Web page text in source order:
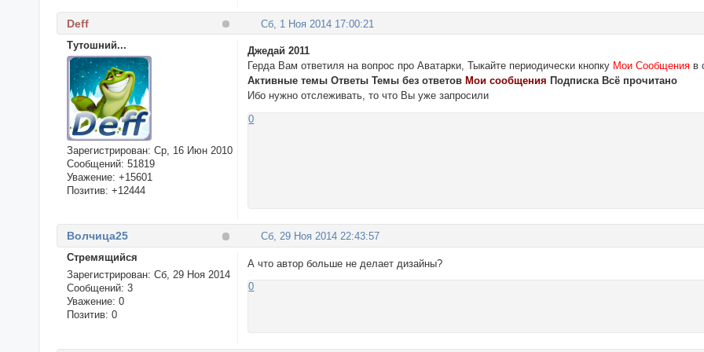
Сб, 1 Ноя 2014 17:00:21
Deff
Тутошний...
Зарегистрирован: Ср, 16 Июн 2010
Сообщений: 51819
Уважение: +15601
Позитив: +12444
Джедай 2011
Герда Вам ответиля на вопрос про Аватарки, Тыкайте периодически кнопку Мои Сообщения в
Активные темы Ответы Темы без ответов Мои сообщения Подписка Всё прочитано
Ибо нужно отслеживать, то что Вы уже запросили
0
Сб, 29 Ноя 2014 22:43:57
Волчица25
Стремящийся
Зарегистрирован: Сб, 29 Ноя 2014
Сообщений: 3
Уважение: 0
Позитив: 0
А что автор больше не делает дизайны?
0